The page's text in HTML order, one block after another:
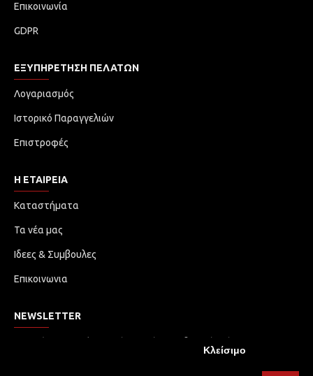
Κλείσιμο
Επικοινωνία
GDPR
ΕΞΥΠΗΡΈΤΗΣΗ ΠΕΛΑΤΏΝ
Λογαριασμός
Ιστορικό Παραγγελιών
Επιστροφές
Η ΕΤΑΙΡΕΙΑ
Καταστήματα
Τα νέα μας
Ιδεες & Συμβουλες
Επικοινωνια
NEWSLETTER